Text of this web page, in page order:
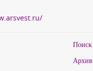
Поиск